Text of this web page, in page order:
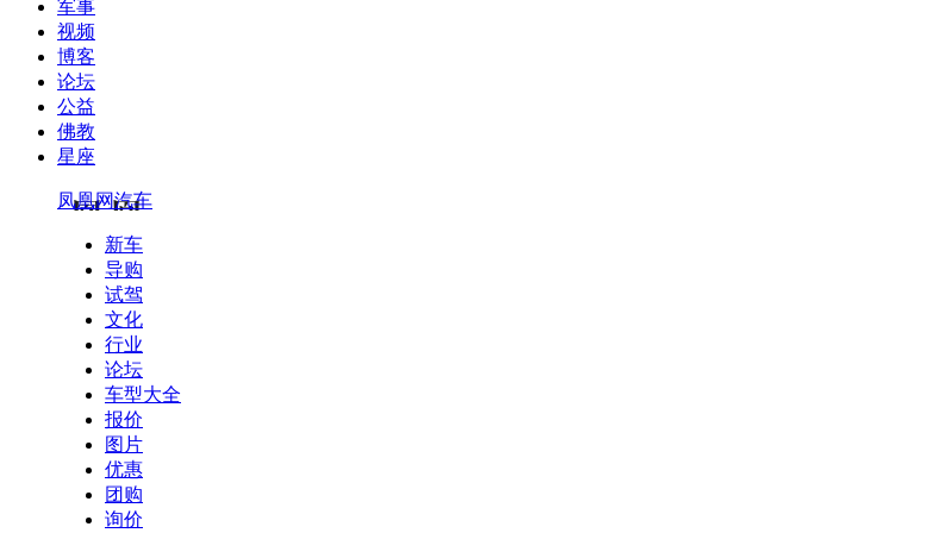
军事
视频
博客
论坛
公益
佛教
星座
凤凰网汽车
新车
导购
试驾
文化
行业
论坛
车型大全
报价
图片
优惠
团购
询价